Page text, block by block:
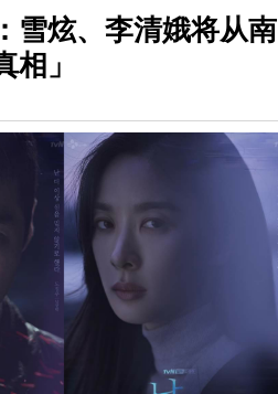
雪炫、李清娥将从南
」